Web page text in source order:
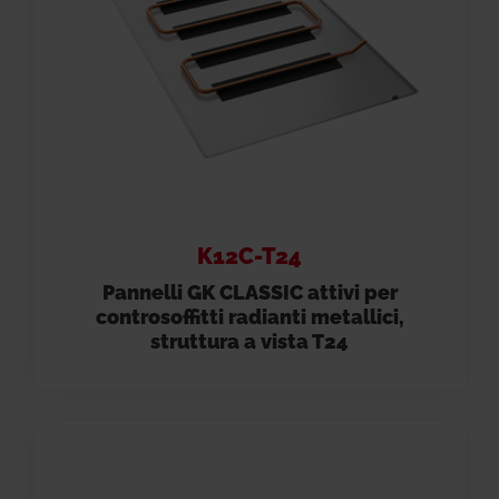
K12C-T24
Pannelli GK CLASSIC attivi per
controsoffitti radianti metallici,
struttura a vista T24